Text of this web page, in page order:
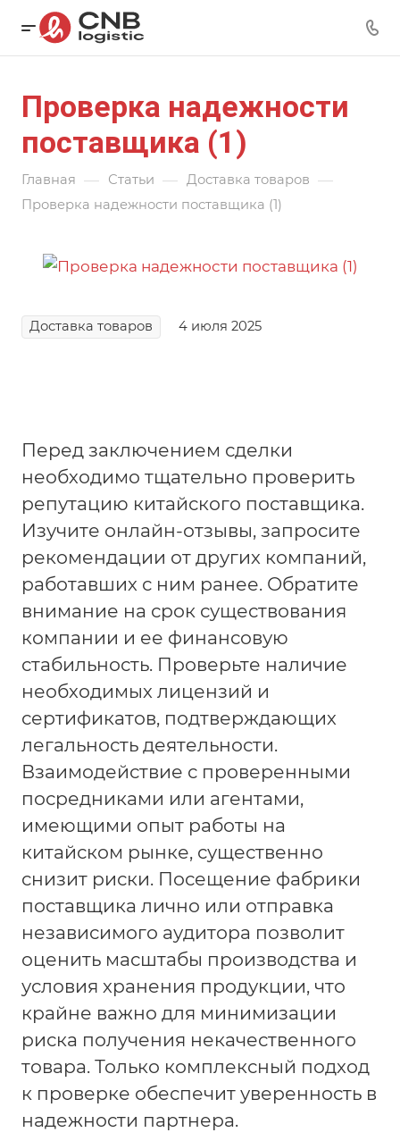
Проверка надежности
поставщика (1)
Главная — Статьи — Доставка товаров —
Проверка надежности поставщика (1)
Доставка товаров 4 июля 2025
Перед заключением сделки
необходимо тщательно проверить
репутацию китайского поставщика.
Изучите онлайн-отзывы, запросите
рекомендации от других компаний,
работавших с ним ранее. Обратите
внимание на срок существования
компании и ее финансовую
стабильность. Проверьте наличие
необходимых лицензий и
сертификатов, подтверждающих
легальность деятельности.
Взаимодействие с проверенными
посредниками или агентами,
имеющими опыт работы на
китайском рынке, существенно
снизит риски. Посещение фабрики
поставщика лично или отправка
независимого аудитора позволит
оценить масштабы производства и
условия хранения продукции, что
крайне важно для минимизации
риска получения некачественного
товара. Только комплексный подход
к проверке обеспечит уверенность в
надежности партнера.